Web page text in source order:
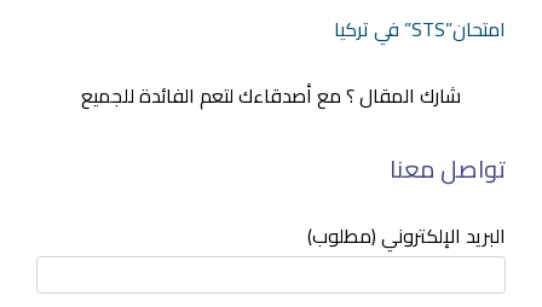
امتحان”STS” في تركيا
شارك المقال ؟ مع أصدقاءك لتعم الفائدة للجميع
تواصل معنا
البريد الإلكتروني (مطلوب)